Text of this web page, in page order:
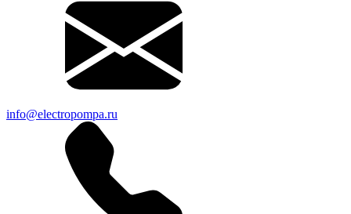
info@electropompa.ru